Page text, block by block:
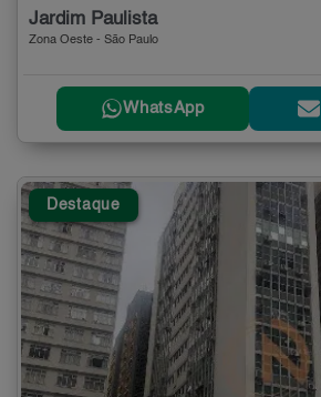
Jardim Paulista
Zona Oeste - São Paulo
WhatsApp
Destaque